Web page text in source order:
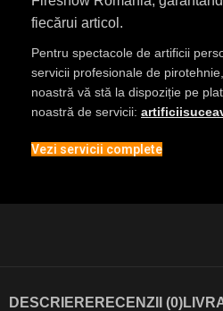
fiecărui articol.
Pentru spectacole de artificii
servicii profesionale de
noastră vă stă la dispoziție pe
noastră de servicii:
Vezi servicii complete
DESCRIERE RECENZII (0)